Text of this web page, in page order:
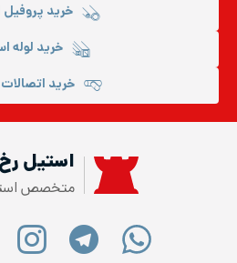
خرید
خرید لوله
خرید
استیل رخ
متخصص